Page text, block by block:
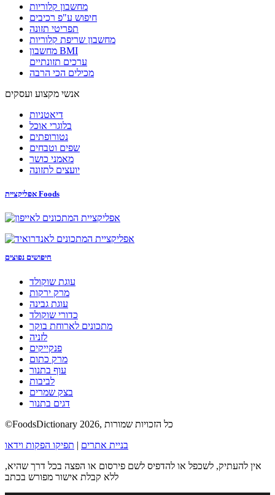
מחשבון קלוריות
חיפוש ע"פ רכיבים
תפריטי תזונה
מחשבון שריפת קלוריות
מחשבון BMI
ערכים תזונתיים
מכילים הכי הרבה
אנשי מקצוע ועסקים
דיאטניות
בלוגרי אוכל
נטורופתים
שפים וטבחים
מאמני כושר
יועצים לתזונה
אפליקציית Foods
חיפושים נפוצים
עוגת שוקולד
מרק ירקות
עוגת גבינה
כדורי שוקולד
מתכונים לארוחת בוקר
לזניה
פנקייקים
מרק כתום
עוף בתנור
לביבות
בצק שמרים
דגים בתנור
©FoodsDictionary 2026, כל הזכויות שמורות
בניית אתרים | תפיקו הפקות וידאו
אין להעתיק, לשכפל או להדפיס לשם פירסום או הפצה בכל דרך שהיא,
ללא קבלת אישור מפורש בכתב